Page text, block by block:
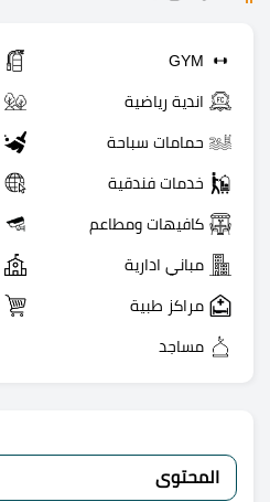
GYM
اندية رياضية
حمامات سباحة
خدمات فندقية
كافيهات ومطاعم
مباني ادارية
مراكز طبية
مساجد
المحتوى